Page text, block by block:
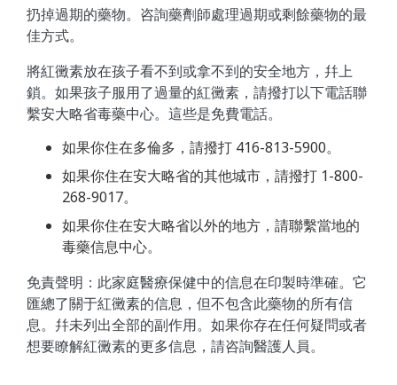
扔掉過期的藥物。咨詢藥劑師處理過期或剩餘藥物的最
佳方式。
將紅黴素放在孩子看不到或拿不到的安全地方，幷上
鎖。如果孩子服用了過量的紅黴素，請撥打以下電話聯
繫安大略省毒藥中心。這些是免費電話。
如果你住在多倫多，請撥打 416-813-5900。
如果你住在安大略省的其他城市，請撥打 1-800-
268-9017。
如果你住在安大略省以外的地方，請聯繫當地的
毒藥信息中心。
免責聲明：此家庭醫療保健中的信息在印製時準確。它
匯總了關于紅黴素的信息，但不包含此藥物的所有信
息。幷未列出全部的副作用。如果你存在任何疑問或者
想要瞭解紅黴素的更多信息，請咨詢醫護人員。